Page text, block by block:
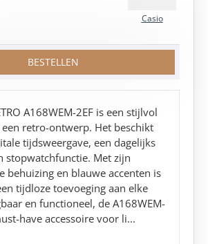
Casio
BESTELLEN
A168WEM-2EF is een stijlvol
retro-ontwerp. Het beschikt
tijdsweergave, een dagelijks
stopwatchfunctie. Met zijn
behuizing en blauwe accenten is
tijdloze toevoeging aan elke
en functioneel, de A168WEM-
have accessoire voor li...